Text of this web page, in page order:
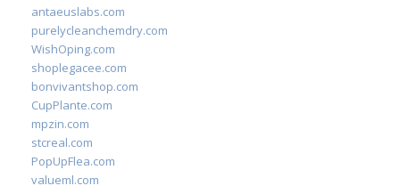
antaeuslabs.com
purelycleanchemdry.com
WishOping.com
shoplegacee.com
bonvivantshop.com
CupPlante.com
mpzin.com
stcreal.com
PopUpFlea.com
valueml.com